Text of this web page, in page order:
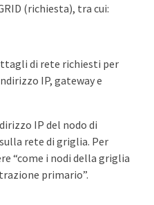
(richiesta), tra cui:
di rete richiesti per
IP, gateway e
IP del nodo di
rete di griglia. Per
“come i nodi della griglia
primario”.